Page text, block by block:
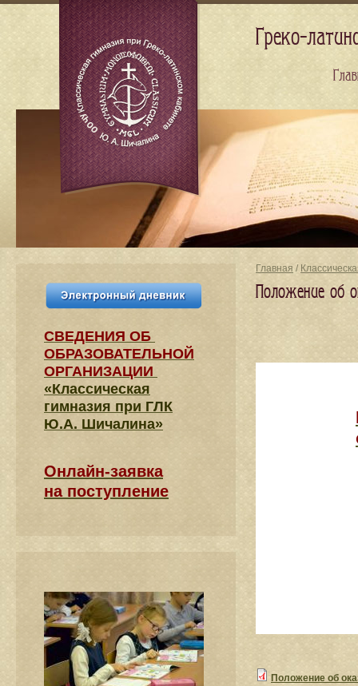
Главная /
Положение об
Положение об
СВЕДЕНИЯ​ ОБ
ОБРАЗОВАТЕЛЬНОЙ
ОРГАНИЗАЦИИ
«Классическая
гимназия при ГЛК
Ю.А. Шичалина»
Онлайн-заявка
на поступление
Греко-